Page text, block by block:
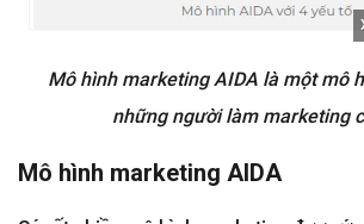
Mô hình marketing AIDA là một mô
những người làm marketing
Mô hình marketing AIDA